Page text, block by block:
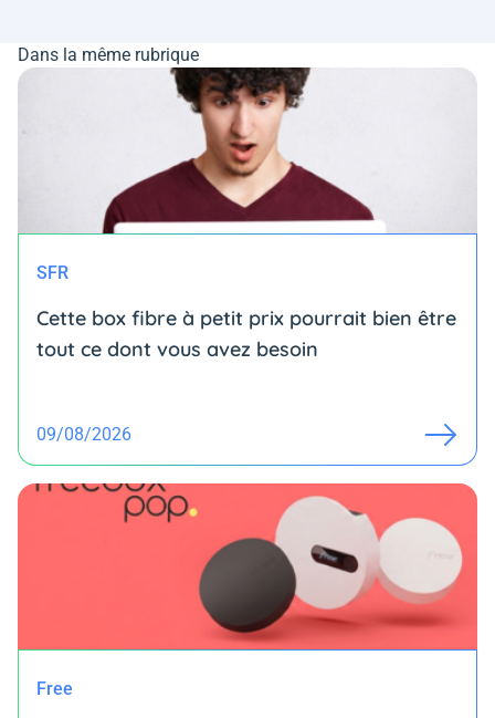
Dans la même rubrique
SFR
Cette box fibre à petit prix pourrait bien être
tout ce dont vous avez besoin
09/08/2026
Free